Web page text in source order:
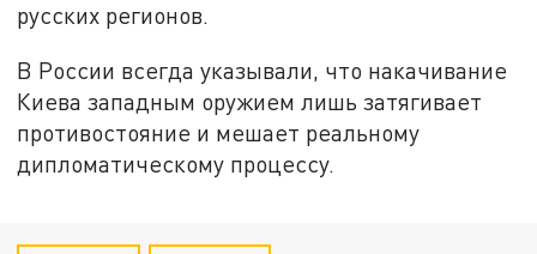
русских регионов.
В России всегда указывали, что накачивание
Киева западным оружием лишь затягивает
противостояние и мешает реальному
дипломатическому процессу.